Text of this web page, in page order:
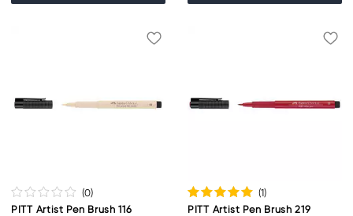
(0)
PITT Artist Pen Brush 116
(1)
PITT Artist Pen Brush 219